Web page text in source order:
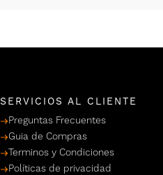
SERVICIOS AL CLIENTE
Preguntas Frecuentes
Guia de Compras
Terminos y Condiciones
Políticas de privacidad